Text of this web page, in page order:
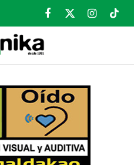
Facebook
X
Instagram